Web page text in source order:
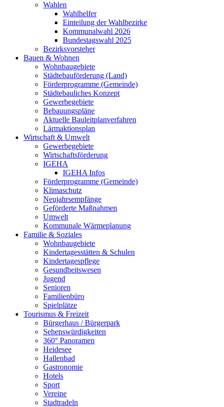
Wahlen
Wahlhelfer
Einteilung der Wahlbezirke
Kommunalwahl 2026
Bundestagswahl 2025
Bezirksvorsteher
Bauen & Wohnen
Wohnbaugebiete
Städtebauförderung (Land)
Förderprogramme (Gemeinde)
Städtebauliches Konzept
Gewerbegebiete
Bebauungspläne
Aktuelle Bauleitplanverfahren
Lärmaktionsplan
Wirtschaft & Umwelt
Gewerbegebiete
Wirtschaftsförderung
IGEHA
IGEHA Infos
Förderprogramme (Gemeinde)
Klimaschutz
Neujahrsempfänge
Geförderte Maßnahmen
Umwelt
Kommunale Wärmeplanung
Familie & Soziales
Wohnbaugebiete
Kindertagesstätten & Schulen
Kindertagespflege
Gesundheitswesen
Jugend
Senioren
Familienbüro
Spielplätze
Tourismus & Freizeit
Bürgerhaus / Bürgerpark
Sehenswürdigkeiten
360° Panoramen
Heidesee
Hallenbad
Gastronomie
Hotels
Sport
Vereine
Stadtradeln